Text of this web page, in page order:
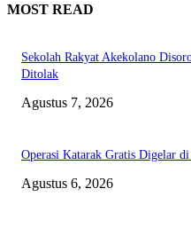
MOST READ
Sekolah Rakyat Akekolano
Ditolak
Agustus 7, 2026
Operasi Katarak Gratis Digelar
Agustus 6, 2026